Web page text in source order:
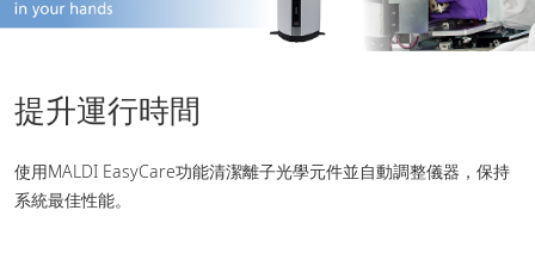
提升運行時間
使用MALDI EasyCare功能清潔離子光學元件並自動調整儀器，保持
系統最佳性能。